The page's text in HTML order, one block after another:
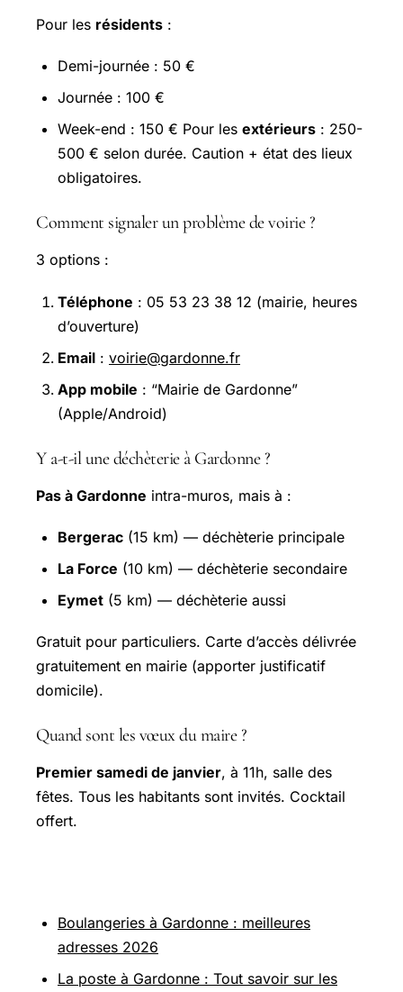
Pour les résidents :
Demi-journée : 50 €
Journée : 100 €
Week-end : 150 € Pour les extérieurs : 250-
500 € selon durée. Caution + état des lieux
obligatoires.
Comment signaler un problème de voirie ?
3 options :
Téléphone : 05 53 23 38 12 (mairie, heures
d’ouverture)
Email : voirie@gardonne.fr
App mobile : “Mairie de Gardonne”
(Apple/Android)
Y a-t-il une déchèterie à Gardonne ?
Pas à Gardonne intra-muros, mais à :
Bergerac (15 km) — déchèterie principale
La Force (10 km) — déchèterie secondaire
Eymet (5 km) — déchèterie aussi
Gratuit pour particuliers. Carte d’accès délivrée
gratuitement en mairie (apporter justificatif
domicile).
Quand sont les vœux du maire ?
Premier samedi de janvier, à 11h, salle des
fêtes. Tous les habitants sont invités. Cocktail
offert.
Boulangeries à Gardonne : meilleures
adresses 2026
La poste à Gardonne : Tout savoir sur les